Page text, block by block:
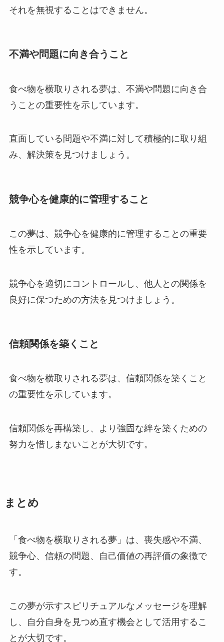
それを無視することはできません。
不満や問題に向き合うこと
食べ物を横取りされる夢は、不満や問題に向き合
うことの重要性を示しています。
直面している問題や不満に対して積極的に取り組
み、解決策を見つけましょう。
競争心を健康的に管理すること
この夢は、競争心を健康的に管理することの重要
性を示しています。
競争心を適切にコントロールし、他人との関係を
良好に保つための方法を見つけましょう。
信頼関係を築くこと
食べ物を横取りされる夢は、信頼関係を築くこと
の重要性を示しています。
信頼関係を再構築し、より強固な絆を築くための
努力を惜しまないことが大切です。
まとめ
「食べ物を横取りされる夢」は、喪失感や不満、
競争心、信頼の問題、自己価値の再評価の象徴で
す。
この夢が示すスピリチュアルなメッセージを理解
し、自分自身を見つめ直す機会として活用するこ
とが大切です。